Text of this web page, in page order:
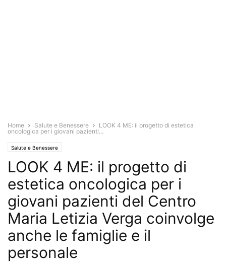
Home Salute e Benessere
LOOK 4 ME: il progetto di estetica
oncologica per i giovani pazienti...
Salute e Benessere
LOOK 4 ME: il progetto di
estetica oncologica per i
giovani pazienti del Centro
Maria Letizia Verga coinvolge
anche le famiglie e il
personale